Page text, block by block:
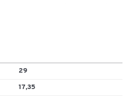
scherp en is het gemakkelijk
en in zijn geheel 135
de messen voor extra veiligheid
29
17,35
om in te zoomen